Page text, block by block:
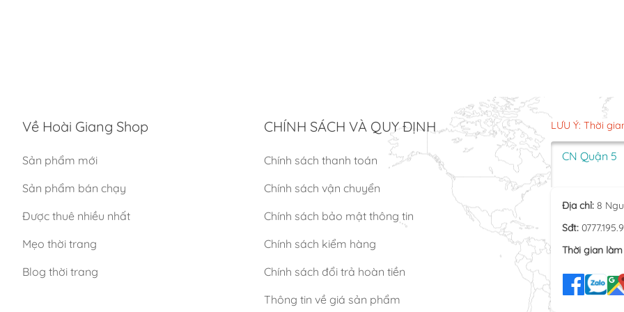
Về Hoài Giang Shop
Sản phẩm mới
Sản phẩm bán chạy
Được thuê nhiều nhất
Mẹo thời trang
Blog thời trang
CHÍNH SÁCH VÀ QUY ĐỊNH
Chính sách thanh toán
Chính sách vận chuyển
Chính sách bảo mật thông tin
Chính sách kiểm hàng
Chính sách đổi trả hoàn tiền
Thông tin về giá sản phẩm
LƯU Ý: Thời
CN Quận 5
Địa chỉ: 8
Sđt:
Thời gian